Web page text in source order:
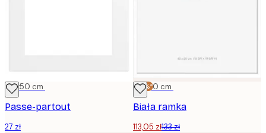
40x50 cm
Passe-partout
27 zł
-15%*
40x50 cm
Biała ramka
113,05 zł133 zł